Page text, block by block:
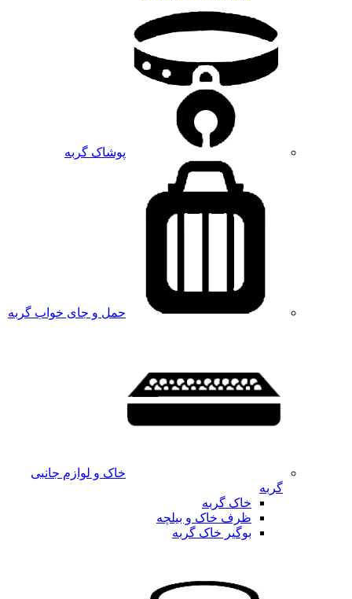
پوشاک گربه
حمل و جای خواب گربه
خاک و لوازم جانبی
گربه
خاک گربه
ظرف خاک و بیلچه
بوگیر خاک گربه